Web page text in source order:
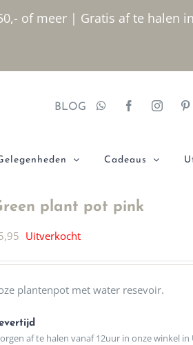
of meer | Gratis af te halen
BLOG
Cadeaus
plant pot pink
Uitverkocht
plantenpot met water resevoir.
af te halen vanaf 12uur in onze winkel in